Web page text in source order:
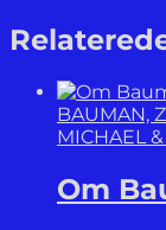
antal
BAUMAN,
MICHAEL
Om